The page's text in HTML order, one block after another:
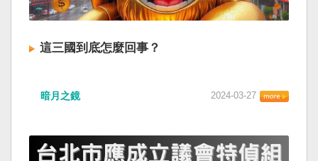
這三國到底怎麼回事？
暗月之鏡 2024-03-27